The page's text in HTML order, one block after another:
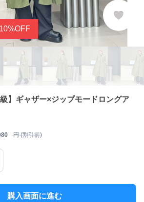
】ギャザー×ジップモードロングア
円 (割引前)
購入画面に進む